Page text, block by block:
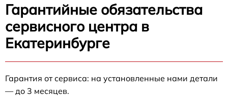
Гарантийные обязательства
сервисного центра в
Екатеринбурге
Гарантия от сервиса: на установленные нами детали
— до 3 месяцев.